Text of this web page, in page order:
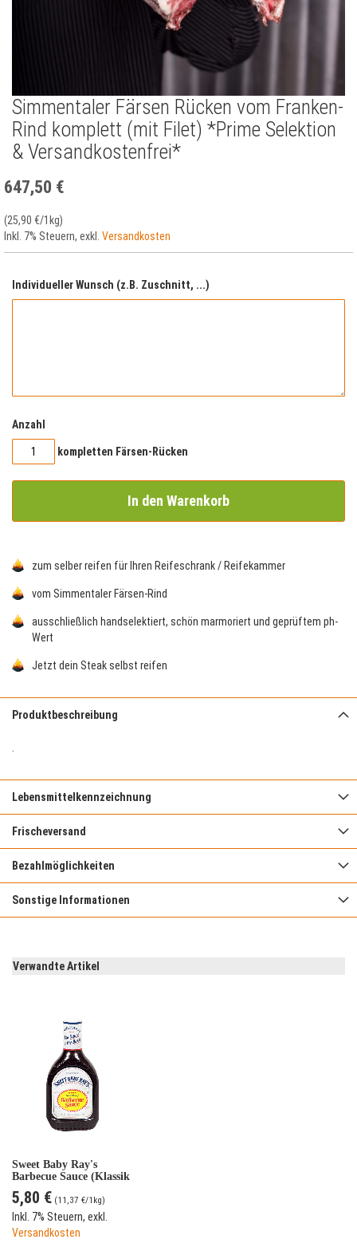
Zum
Anfang
der
Bildergalerie
Simmentaler Färsen Rücken vom Franken-
Rind komplett (mit Filet) *Prime Selektion
& Versandkostenfrei*
647,50 €
(25,90 €/1kg)
Inkl. 7% Steuern, exkl. Versandkosten
Individueller Wunsch (z.B. Zuschnitt, ...)
Anzahl
kompletten Färsen-Rücken
In den Warenkorb
zum selber reifen für Ihren Reifeschrank / Reifekammer
vom Simmentaler Färsen-Rind
ausschließlich handselektiert, schön marmoriert und geprüftem ph-
Wert
Jetzt dein Steak selbst reifen
Produktbeschreibung
Lebensmittelkennzeichnung
Frischeversand
Bezahlmöglichkeiten
Sonstige Informationen
Verwandte Artikel
Sweet Baby Ray's
Barbecue Sauce (Klassik
- 510 g)
5,80 € (11,37 €/1kg)
Inkl. 7% Steuern, exkl.
Versandkosten